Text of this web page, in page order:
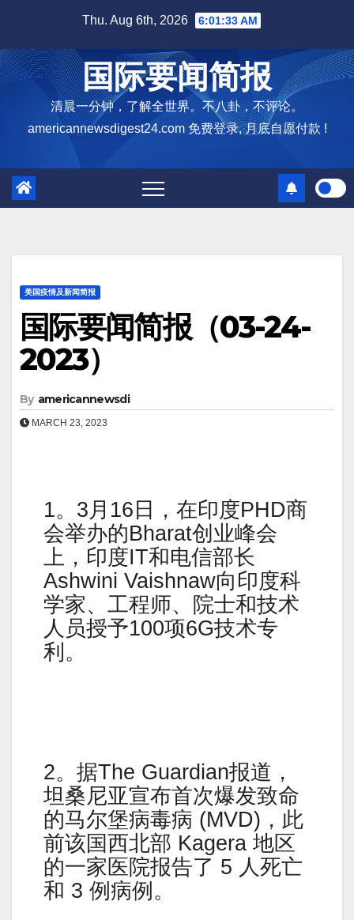
content
Thu. Aug 6th, 2026 6:01:34 AM
国际要闻简报
清晨一分钟，了解全世界。不八卦，不评论。
americannewsdigest24.com 免费登录, 月底自愿付款 !
美国疫情及新闻简报
国际要闻简报（03-24-
2023）
By americannewsdi
MARCH 23, 2023
1。3月16日，在印度PHD商
会举办的Bharat创业峰会
上，印度IT和电信部长
Ashwini Vaishnaw向印度科
学家、工程师、院士和技术
人员授予100项6G技术专
利。
2。据The Guardian报道，
坦桑尼亚宣布首次爆发致命
的马尔堡病毒病 (MVD)，此
前该国西北部 Kagera 地区
的一家医院报告了 5 人死亡
和 3 例病例。